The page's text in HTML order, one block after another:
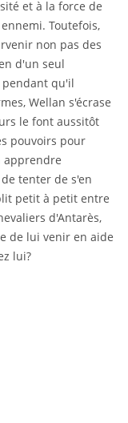
et à la force de
Toutefois,
non pas des
d'un seul
pendant qu'il
Wellan s'écrase
le font aussitôt
pouvoirs pour
apprendre
tenter de s'en
petit à petit entre
d'Antarès,
de lui venir en aide
lui?